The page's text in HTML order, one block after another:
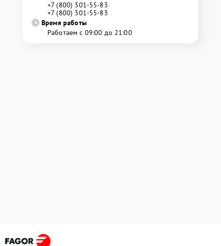
+7 (800) 301-55-83
+7 (800) 301-55-83
Время работы
Работаем с 09:00 до 21:00